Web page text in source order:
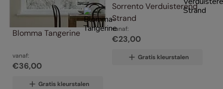
Blomma Tangerine
vanaf:
€36,00
Gratis kleurstalen
Sorrento Verduisterend
Strand
vanaf:
€23,00
Gratis kleurstalen